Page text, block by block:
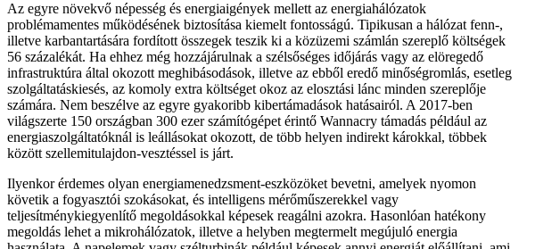
Az egyre növekvő népesség és energiaigények mellett az energiahálózatok
problémamentes működésének biztosítása kiemelt fontosságú. Tipikusan a hálózat fenn-,
illetve karbantartására fordított összegek teszik ki a közüzemi számlán szereplő költségek
56 százalékát. Ha ehhez még hozzájárulnak a szélsőséges időjárás vagy az elöregedő
infrastruktúra által okozott meghibásodások, illetve az ebből eredő minőségromlás, esetleg
szolgáltatáskiesés, az komoly extra költséget okoz az elosztási lánc minden szereplője
számára. Nem beszélve az egyre gyakoribb kibertámadások hatásairól. A 2017-ben
világszerte 150 országban 300 ezer számítógépet érintő Wannacry támadás például az
energiaszolgáltatóknál is leállásokat okozott, de több helyen indirekt károkkal, többek
között szellemitulajdon-vesztéssel is járt.
Ilyenkor érdemes olyan energiamenedzsment-eszközöket bevetni, amelyek nyomon
követik a fogyasztói szokásokat, és intelligens mérőműszerekkel vagy
teljesítménykiegyenlítő megoldásokkal képesek reagálni azokra. Hasonlóan hatékony
megoldás lehet a mikrohálózatok, illetve a helyben megtermelt megújuló energia